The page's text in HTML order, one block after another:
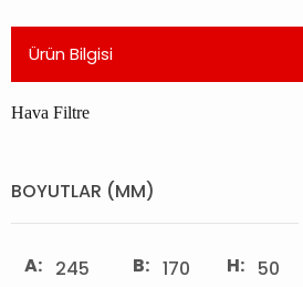
Ürün Bilgisi
Hava Filtre
BOYUTLAR (MM)
A: 245 B: 170 H: 50